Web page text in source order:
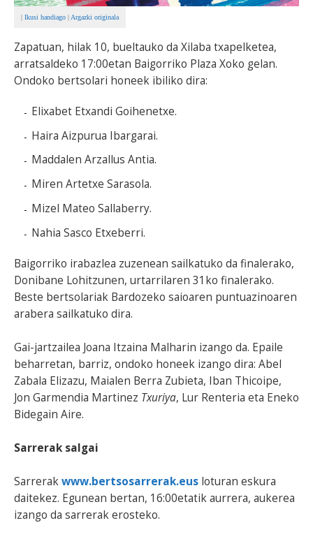
Ikusi handiago Argazki originala
Zapatuan, hilak 10, bueltauko da Xilaba txapelketea,
arratsaldeko 17:00etan Baigorriko Plaza Xoko gelan.
Ondoko bertsolari honeek ibiliko dira:
Elixabet Etxandi Goihenetxe.
Haira Aizpurua Ibargarai.
Maddalen Arzallus Antia.
Miren Artetxe Sarasola.
Mizel Mateo Sallaberry.
Nahia Sasco Etxeberri.
Baigorriko irabazlea zuzenean sailkatuko da finalerako,
Donibane Lohitzunen, urtarrilaren 31ko finalerako.
Beste bertsolariak Bardozeko saioaren puntuazinoaren
arabera sailkatuko dira.
Gai-jartzailea Joana Itzaina Malharin izango da. Epaile
beharretan, barriz, ondoko honeek izango dira: Abel
Zabala Elizazu, Maialen Berra Zubieta, Iban Thicoipe,
Jon Garmendia Martinez Txuriya, Lur Renteria eta Eneko
Bidegain Aire.
Sarrerak salgai
Sarrerakwww.bertsosarrerak.eus loturan eskura
daitekez. Egunean bertan, 16:00etatik aurrera, aukerea
izango da sarrerak erosteko.